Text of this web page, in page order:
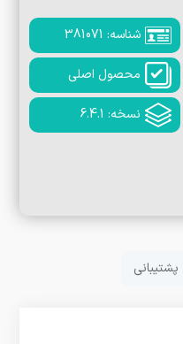
شناسه: 381071
محصول اصلی
نسخه: 6.4.1
پشتیبانی